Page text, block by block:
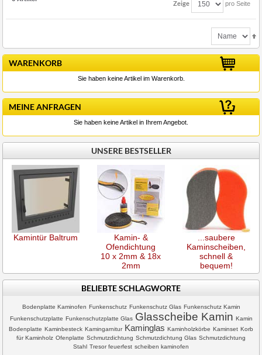
Zeige pro Seite
WARENKORB
Sie haben keine Artikel im Warenkorb.
MEINE ANFRAGEN
Sie haben keine Artikel in Ihrem Angebot.
UNSERE BESTSELLER
Kamintür Baltrum
Kamin- &
Ofendichtung
10 x 2mm & 18x
2mm
...saubere
Kaminscheiben,
schnell &
bequem!
BELIEBTE SCHLAGWORTE
Bodenplatte Kaminofen Funkenschutz Funkenschutz Glas Funkenschutz Kamin
Funkenschutzplatte Funkenschutzplatte Glas Glasscheibe Kamin Kamin
Bodenplatte Kaminbesteck Kamingarnitur Kaminglas Kaminholzkörbe Kaminset Korb
für Kaminholz Ofenplatte Schmutzdichtung Schmutzdichtung Glas Schmutzdichtung
Stahl Tresor feuerfest scheiben kaminofen